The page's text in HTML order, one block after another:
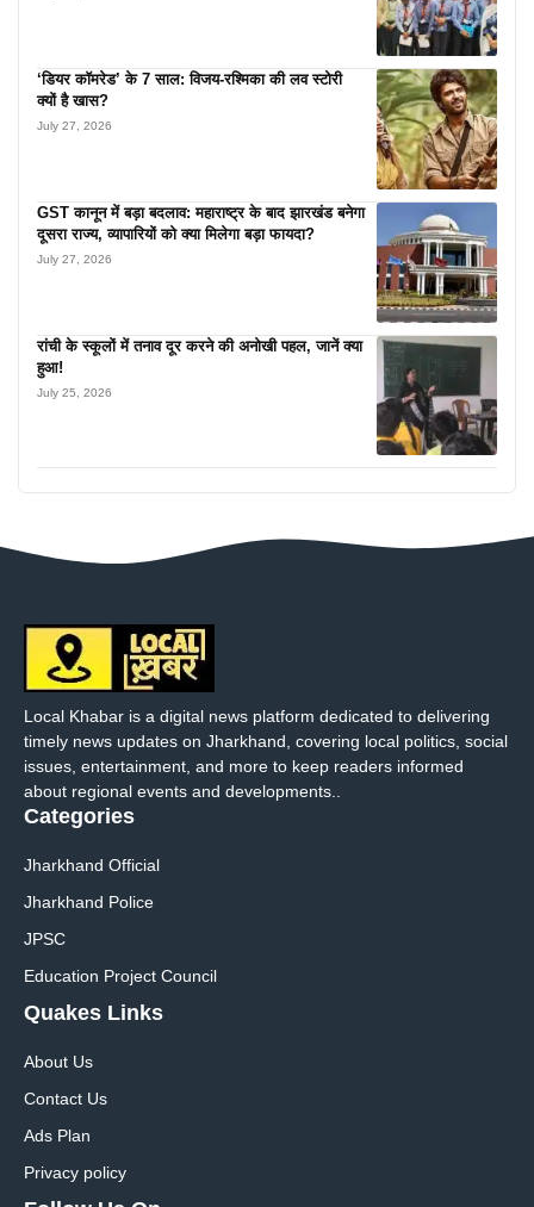
‘डियर कॉमरेड’ के 7 साल: विजय-रश्मिका की लव स्टोरी
क्यों है खास?
July 27, 2026
GST कानून में बड़ा बदलाव: महाराष्ट्र के बाद झारखंड बनेगा
दूसरा राज्य, व्यापारियों को क्या मिलेगा बड़ा फायदा?
July 27, 2026
रांची के स्कूलों में तनाव दूर करने की अनोखी पहल, जानें क्या
हुआ!
July 25, 2026
Local Khabar is a digital news platform dedicated to delivering
timely news updates on Jharkhand, covering local politics, social
issues, entertainment, and more to keep readers informed
about regional events and developments..
Categories
Jharkhand Official
Jharkhand Police
JPSC
Education Project Council
Quakes Links
About Us
Contact Us
Ads Plan
Privacy policy